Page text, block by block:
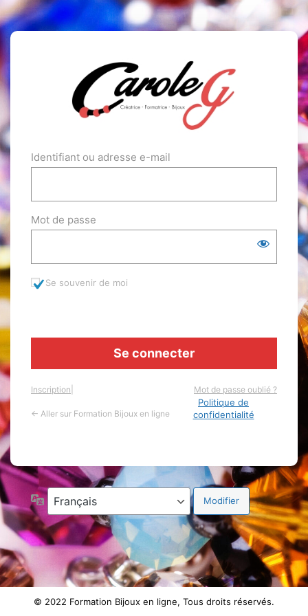
Identifiant ou adresse e-mail
Mot de passe
Se souvenir de moi
Inscription Mot de passe oublié ?
← Aller sur Formation Bijoux en ligne
Politique de
confidentialité
Langue
© 2022 Formation Bijoux en ligne, Tous droits réservés.